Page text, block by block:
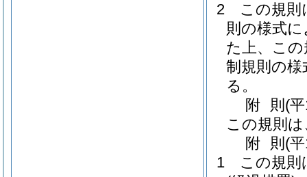
2
この規則
則の様式
た上、こ
制規則の
る。
附 則 (
この規則
附 則 (
1
この規則